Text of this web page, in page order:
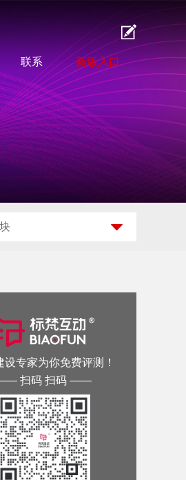
联系 新版入口
设专家为你免费评测！
扫码 扫码 ——